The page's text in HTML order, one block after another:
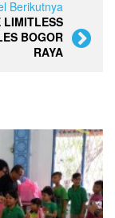
Berikutnya
LIMITLESS
BOGOR
RAYA